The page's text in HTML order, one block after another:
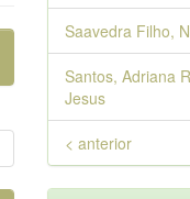
Saavedra Filho,
Santos, Adriana
Jesus
< anterior